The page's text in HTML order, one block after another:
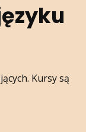
Kursy są